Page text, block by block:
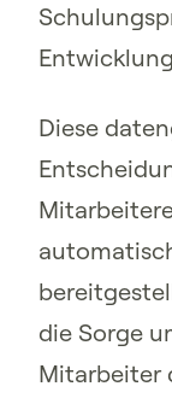
Diese
die Sorge
Mitarbeiter